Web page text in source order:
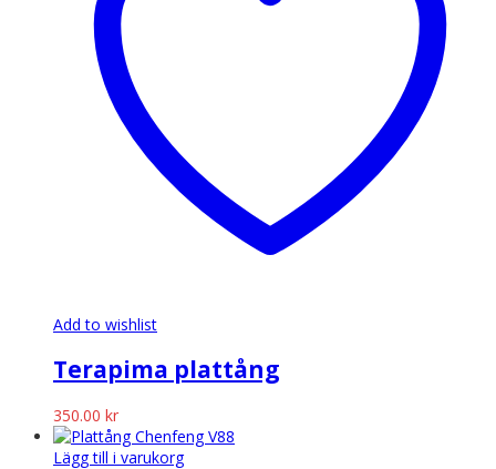
Add to wishlist
Terapima plattång
350.00 kr
Lägg till i varukorg